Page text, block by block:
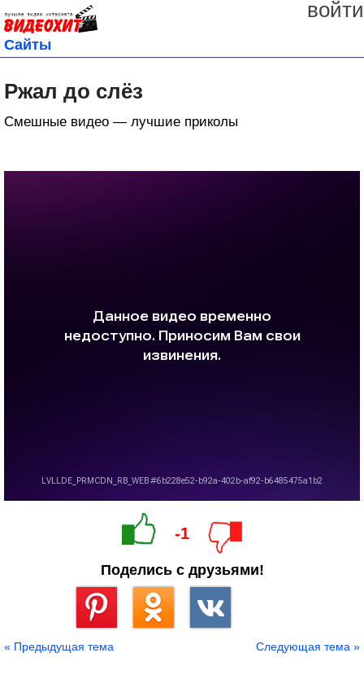
войти
Сайты
Ржал до слёз
Смешные видео — лучшие приколы
-1
Поделись с друзьями!
« Предыдущая тема Следующая тема »